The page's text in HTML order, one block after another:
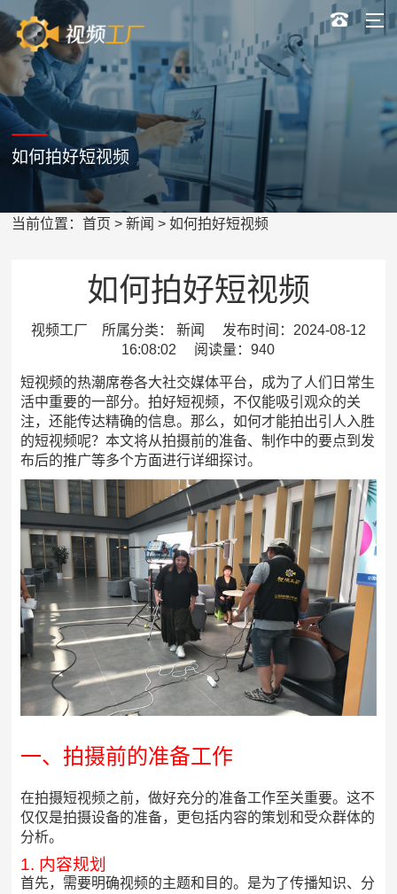
如何拍好短视频
当前位置：首页 >新闻 > 如何拍好短视频
如何拍好短视频
视频工厂 所属分类： 新闻 发布时间：2024-08-12
16:08:02 阅读量：940
短视频的热潮席卷各大社交媒体平台，成为了人们日常生
活中重要的一部分。拍好短视频，不仅能吸引观众的关
注，还能传达精确的信息。那么，如何才能拍出引人入胜
的短视频呢？本文将从拍摄前的准备、制作中的要点到发
布后的推广等多个方面进行详细探讨。
一、拍摄前的准备工作
在拍摄短视频之前，做好充分的准备工作至关重要。这不
仅仅是拍摄设备的准备，更包括内容的策划和受众群体的
分析。
1. 内容规划
首先，需要明确视频的主题和目的。是为了传播知识、分